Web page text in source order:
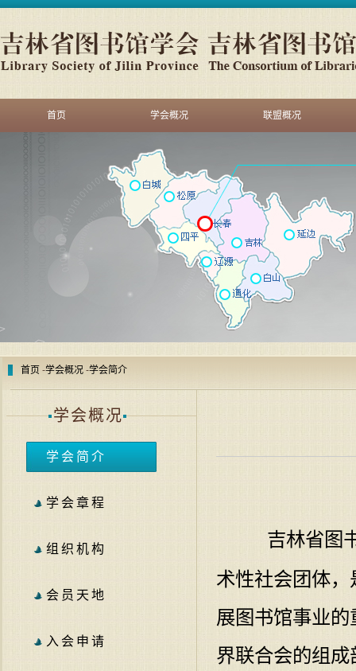
首页 学会概况 联盟概况
首页 -学会概况 -学会简介
学会概况
学会简介
学会章程
组织机构
会员天地
入会申请
吉林省图
术性社会团体
展图书馆事业
界联合会的组